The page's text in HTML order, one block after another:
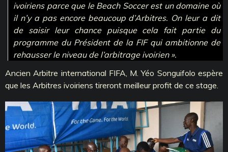
ivoiriens parce que le Beach Soccer est un domaine où
il n’y a pas encore beaucoup d’Arbitres. On leur a dit
de saisir leur chance puisque cela fait partie du
programme du Président de la FIF qui ambitionne de
rehausser le niveau de l’arbitrage ivoirien ».
Ancien Arbitre international FIFA, M. Yéo Songuifolo espère
que les Arbitres ivoiriens tireront meilleur profit de ce stage.